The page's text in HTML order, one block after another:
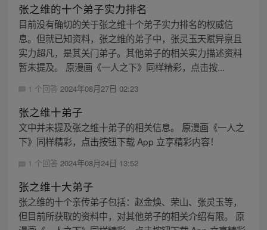
张之维的十个弟子实力排名
目前没有确切的关于张之维十个弟子实力排名的权威信
息。但就已知资料，张之维的弟子中，张灵玉天赋异禀且
实力超凡，是其关门弟子。其他弟子的相关实力描述资料
暂未提及。 原漫画《一人之下》同样精彩，点击按...
1 个回答 2024年08月27日 02:23
张之维十弟子
文中并未提及张之维十弟子的相关信息。 原漫画《一人之
下》同样精彩，点击按钮下载 App 立享精彩内容！
1 个回答 2024年08月24日 13:52
张之维十大弟子
张之维的十个亲传弟子包括：赵金焕、荣山、张灵玉等，
但目前所获取的资料中，对其他弟子的相关介绍有限。 原